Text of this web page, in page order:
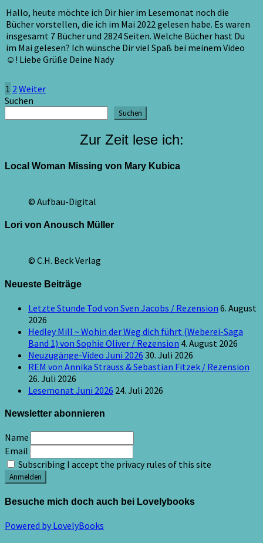
Hallo, heute möchte ich Dir hier im Lesemonat noch die
Bücher vorstellen, die ich im Mai 2022 gelesen habe. Es waren
insgesamt 7 Bücher und 2824 Seiten. Welche Bücher hast Du
im Mai gelesen? Ich wünsche Dir viel Spaß bei meinem Video
☺! Liebe Grüße Deine Nady
Seitennummerierung
der
Beiträge
1 2Weiter
Suchen
Suchen
Zur Zeit lese ich:
Local Woman Missing von Mary Kubica
© Aufbau-Digital
Lori von Anousch Müller
© C.H. Beck Verlag
Neueste Beiträge
Letzte Stunde Tod von Sven Jacobs / Rezension 6. August
2026
Hedley Mill ~ Wohin der Weg dich führt (Weberei-Saga
Band 1) von Sophie Oliver / Rezension 4. August 2026
Neuzugänge-Video Juni 2026 30. Juli 2026
REM von Annika Strauss & Sebastian Fitzek / Rezension
26. Juli 2026
Lesemonat Juni 2026 24. Juli 2026
Newsletter abonnieren
Name
Email
Subscribing I accept the privacy rules of this site
Besuche mich doch auch bei Lovelybooks
Powered by LovelyBooks